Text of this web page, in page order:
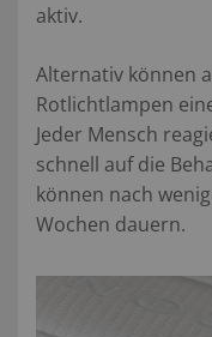
aktiv.
Alternativ können
Rotlichtlampen
Jeder Mensch
schnell auf die
können nach
Wochen dauern.